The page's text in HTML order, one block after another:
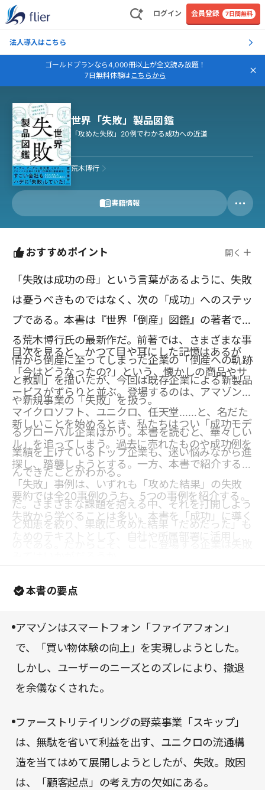
ログイン 会員登録 7日間無料
法人導入はこちら
ゴールドプランなら4,000冊以上が全文読み放題！
7日無料体験はこちらから
世界「失敗」製品図鑑
「攻めた失敗」20例でわかる成功への近道
荒木博行
書籍情報
おすすめポイント 開く
「失敗は成功の母」という言葉があるように、失敗
は憂うべきものではなく、次の「成功」へのステッ
プである。本書は『世界「倒産」図鑑』の著者であ
る荒木博行氏の最新作だ。前著では、さまざまな事
情から倒産に至ってしまった企業の「倒産への軌跡
と教訓」を描いたが、今回は既存企業による新製品
や新規事業の「失敗」を扱う。
目次を見ると、かつて目や耳にした記憶はあるが
「今はどうなったの?」という、懐かしの商品やサ
ービスがずらりと並ぶ。登場するのは、アマゾン、
マイクロソフト、ユニクロ、任天堂……と、名だた
るグローバル企業ばかり。本書を読むと、華々しい
業績を上げているトップ企業も、迷い悩みながら進
んできたことがわかる。
新しいことを始めるとき、私たちはつい「成功モデ
ル」を追ってしまう。過去に売れたものや成功例を
探し、踏襲しようとする。一方、本書で紹介する
「失敗」事例は、いずれも「攻めた結果」の失敗
だ。さまざまな課題を抱える中、それを打開しよう
と知恵を絞り、果敢に攻めた結果「だめだった」も
を失敗で終わらせず、その後に見事に生かしてい
る。「チャレンジ」と「失敗」は表裏一体であり、
所以は、チャレンジと失敗の反芻により得た学びを
生かし、次の成功につなげているからである。
要約では全20事例のうち、5つの事例を紹介する。
失敗から学べることは多い。本書を「成功」に導く
ためのテキストとして、自社や所属部署に活用して
本書の要点
アマゾンはスマートフォン「ファイアフォン」
で、「買い物体験の向上」を実現しようとした。
しかし、ユーザーのニーズとのズレにより、撤退
を余儀なくされた。
ファーストリテイリングの野菜事業「スキップ」
は、無駄を省いて利益を出す、ユニクロの流通構
造を当てはめて展開しようとしたが、失敗。敗因
は、「顧客起点」の考え方の欠如にある。